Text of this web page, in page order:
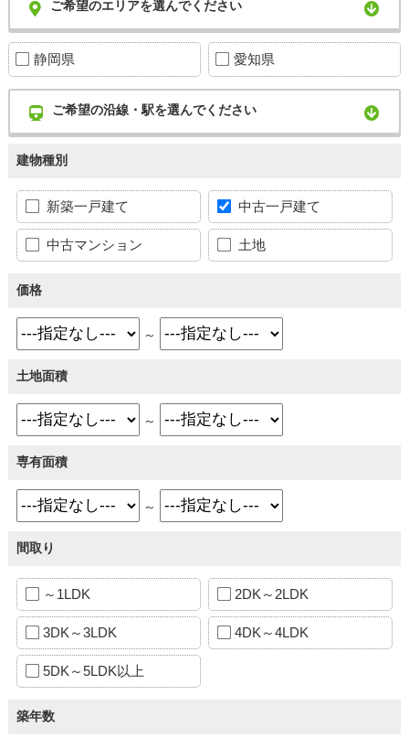
ご希望のエリアを選んでください
静岡県 愛知県
ご希望の沿線・駅を選んでください
建物種別
新築一戸建て 中古一戸建て
中古マンション 土地
価格
～
土地面積
～
専有面積
～
間取り
～1LDK 2DK～2LDK
3DK～3LDK 4DK～4LDK
5DK～5LDK以上
築年数